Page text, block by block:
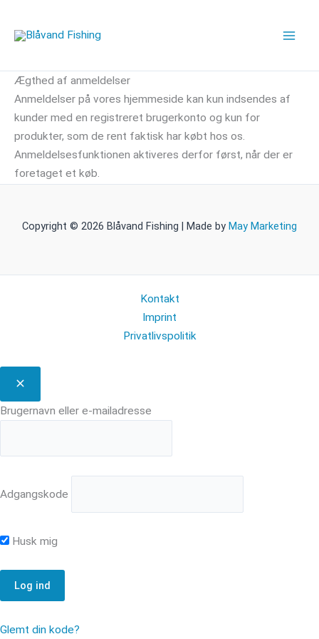
indholdet
Ægthed af anmeldelser
Anmeldelser på vores hjemmeside kan kun indsendes af
kunder med en registreret brugerkonto og kun for
produkter, som de rent faktisk har købt hos os.
Anmeldelsesfunktionen aktiveres derfor først, når der er
foretaget et køb.
Copyright © 2026 Blåvand Fishing | Made by May Marketing
Kontakt
Imprint
Privatlivspolitik
Brugernavn eller e-mailadresse
Adgangskode
Husk mig
Glemt din kode?